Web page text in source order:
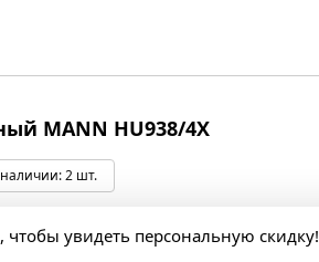
MANN HU938/4X
2 шт.
, чтобы увидеть персональную скидку!